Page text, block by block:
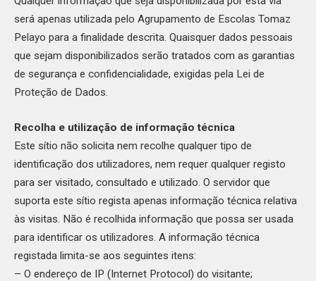
será apenas utilizada pelo Agrupamento de Escolas Tomaz
Pelayo para a finalidade descrita. Quaisquer dados pessoais
que sejam disponibilizados serão tratados com as garantias
de segurança e confidencialidade, exigidas pela Lei de
Proteção de Dados.
Recolha e utilização de informação técnica
Este sítio não solicita nem recolhe qualquer tipo de
identificação dos utilizadores, nem requer qualquer registo
para ser visitado, consultado e utilizado. O servidor que
suporta este sítio regista apenas informação técnica relativa
às visitas. Não é recolhida informação que possa ser usada
para identificar os utilizadores. A informação técnica
registada limita-se aos seguintes itens:
– O endereço de IP (Internet Protocol) do visitante;